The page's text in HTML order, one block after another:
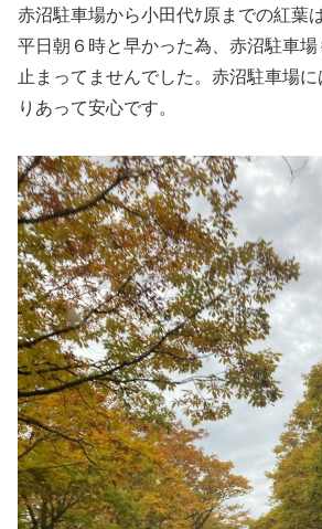
赤沼駐車場から小田代ｹ原までの紅葉
平日朝６時と早かった為、赤沼駐車
止まってませんでした。赤沼駐車場
りあって安心です。